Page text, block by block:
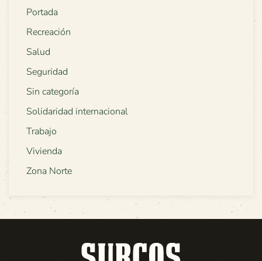
Portada
Recreación
Salud
Seguridad
Sin categoría
Solidaridad internacional
Trabajo
Vivienda
Zona Norte